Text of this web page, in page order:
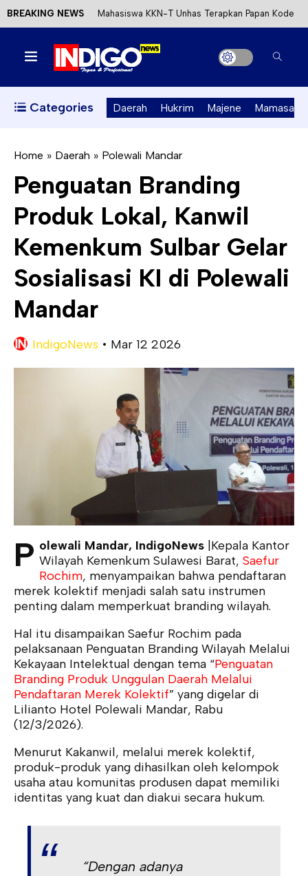
BREAKING NEWS Mahasiswa KKN-T Unhas Terapkan Papan Kode
Etik Wisata di Pantai Lawere Desa Lotang Salo
Satu DPO Pengeroyokan SPBU Tapalang
Ditangkap, Satu Lagi Kabur ke Kalimantan
Perizinan Air Tanah melalui Aplikasi SAPO
Kecewa Kapolresta Absen, APPK Mamuju
Soroti Kejanggalan Kasus Tambang Emas Ilegal
Categories Daerah Hukrim Majene Mamasa
Home » Daerah » Polewali Mandar
Penguatan Branding
Produk Lokal, Kanwil
Kemenkum Sulbar Gelar
Sosialisasi KI di Polewali
Mandar
IndigoNews • Mar 12 2026
P olewali Mandar, IndigoNews |Kepala Kantor
Wilayah Kemenkum Sulawesi Barat, Saefur
Rochim, menyampaikan bahwa pendaftaran
merek kolektif menjadi salah satu instrumen
penting dalam memperkuat branding wilayah.
Hal itu disampaikan Saefur Rochim pada
pelaksanaan Penguatan Branding Wilayah Melalui
Kekayaan Intelektual dengan tema “Penguatan
Branding Produk Unggulan Daerah Melalui
Pendaftaran Merek Kolektif” yang digelar di
Lilianto Hotel Polewali Mandar, Rabu
(12/3/2026).
Menurut Kakanwil, melalui merek kolektif,
produk-produk yang dihasilkan oleh kelompok
usaha atau komunitas produsen dapat memiliki
identitas yang kuat dan diakui secara hukum.
“Dengan adanya